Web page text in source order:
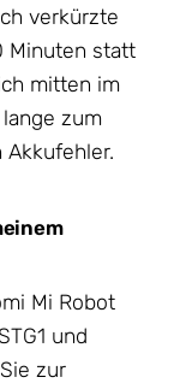
verkürzte
Minuten statt
mitten im
zum
Mi Robot
und
zur